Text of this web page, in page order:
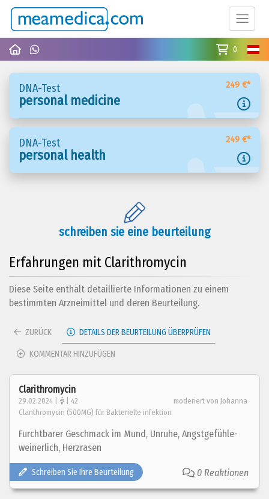
0
DNA-Test 249 €*
personal medicine
DNA-Test 249 €*
personal health
schreiben sie eine beurteilung
Erfahrungen mit Clarithromycin
Diese Seite enthält detaillierte Informationen zu einem
bestimmten Arzneimittel und deren Beurteilung.
ZURÜCK DETAILS DER BEURTEILUNG ÜBERPRÜFEN
KOMMENTAR HINZUFÜGEN
Clarithromycin
29.02.2024 | | 42
moderiert von Johanna
Clarithromycin (500MG) für Bakterielle infektion
Furchtbarer Geschmack im Mund, Unruhe, Angstgefühle-
weinerlich, Herzrasen
Schreiben Sie Ihre Beurteilung 0 Reaktionen